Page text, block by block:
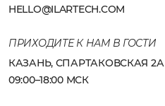
HELLO@ILARTECH.COM
ПРИХОДИТЕ К НАМ В ГОСТИ
КАЗАНЬ, СПАРТАКОВСКАЯ 2А
09:00–18:00 МСК